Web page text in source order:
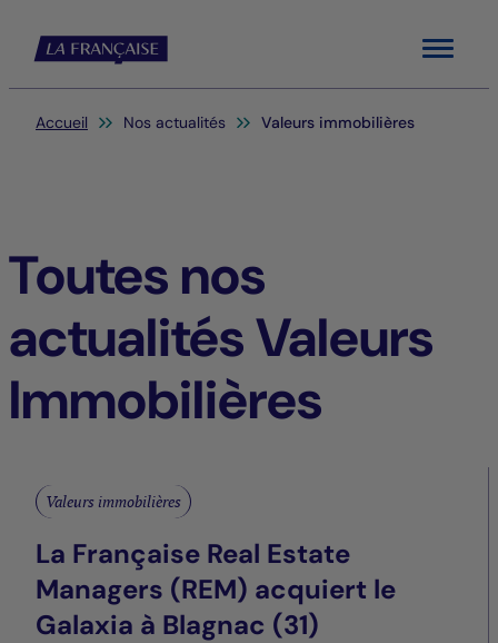
Menu
Vous êtes ici:
Accueil Nos actualités Valeurs immobilières
Toutes nos
actualités Valeurs
Immobilières
Valeurs immobilières
La Française Real Estate
Managers (REM) acquiert le
Galaxia à Blagnac (31)